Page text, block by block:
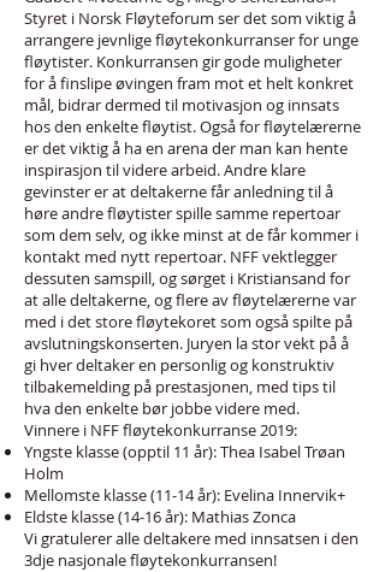
Styret i Norsk Fløyteforum ser det som viktig å
arrangere jevnlige fløytekonkurranser for unge
fløytister. Konkurransen gir gode muligheter
for å finslipe øvingen fram mot et helt konkret
mål, bidrar dermed til motivasjon og innsats
hos den enkelte fløytist. Også for fløytelærerne
er det viktig å ha en arena der man kan hente
inspirasjon til videre arbeid. Andre klare
gevinster er at deltakerne får anledning til å
høre andre fløytister spille samme repertoar
som dem selv, og ikke minst at de får kommer i
kontakt med nytt repertoar. NFF vektlegger
dessuten samspill, og sørget i Kristiansand for
at alle deltakerne, og flere av fløytelærerne var
med i det store fløytekoret som også spilte på
avslutningskonserten. Juryen la stor vekt på å
gi hver deltaker en personlig og konstruktiv
tilbakemelding på prestasjonen, med tips til
hva den enkelte bør jobbe videre med.
Vinnere i NFF fløytekonkurranse 2019:
Yngste klasse (opptil 11 år): Thea Isabel Trøan
Holm
Mellomste klasse (11-14 år): Evelina Innervik+
Eldste klasse (14-16 år): Mathias Zonca
Vi gratulerer alle deltakere med innsatsen i den
3dje nasjonale fløytekonkurransen!